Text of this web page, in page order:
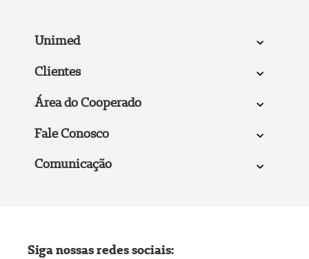
Unimed
Clientes
Área do Cooperado
Fale Conosco
Comunicação
Siga nossas redes sociais: